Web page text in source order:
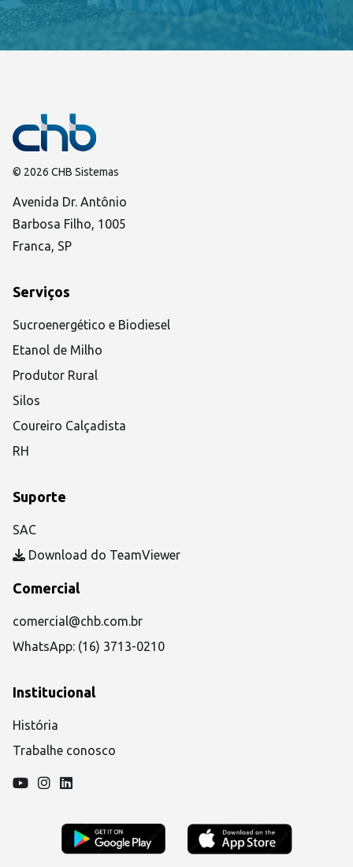
© 2026 CHB Sistemas
Avenida Dr. Antônio
Barbosa Filho, 1005
Franca, SP
Serviços
Sucroenergético e Biodiesel
Etanol de Milho
Produtor Rural
Silos
Coureiro Calçadista
RH
Suporte
SAC
Download do TeamViewer
Comercial
comercial@chb.com.br
WhatsApp: (16) 3713-0210
Institucional
História
Trabalhe conosco